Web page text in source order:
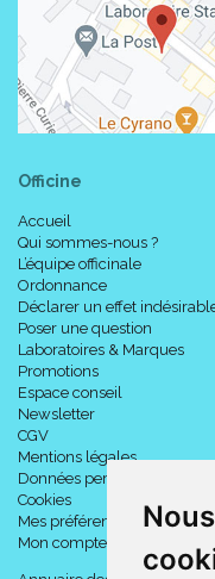
Officine
Accueil
Qui sommes-nous ?
L’équipe officinale
Ordonnance
Déclarer un effet
Poser une question
Laboratoires & Marques
Promotions
Espace conseil
Newsletter
CGV
Mentions légales
Données personnelles
Cookies
Mes préférences Cookies
Mon compte